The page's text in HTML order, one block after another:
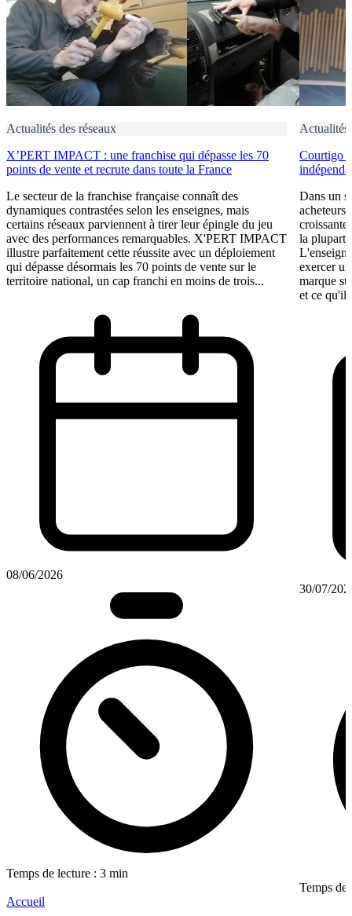
Actualités des réseaux
X’PERT IMPACT : une franchise qui dépasse les 70
points de vente et recrute dans toute la France
Le secteur de la franchise française connaît des
dynamiques contrastées selon les enseignes, mais
certains réseaux parviennent à tirer leur épingle du jeu
avec des performances remarquables. X'PERT IMPACT
illustre parfaitement cette réussite avec un déploiement
qui dépasse désormais les 70 points de vente sur le
territoire national, un cap franchi en moins de trois...
08/06/2026
Temps de lecture : 3 min
Actualités
Courtigo :
Dans un
acheteurs
la plupart
exercer
marque
et ce qu'il
30/07/
Temps de
Accueil